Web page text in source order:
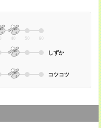
40 50 60
しずか
コツコツ